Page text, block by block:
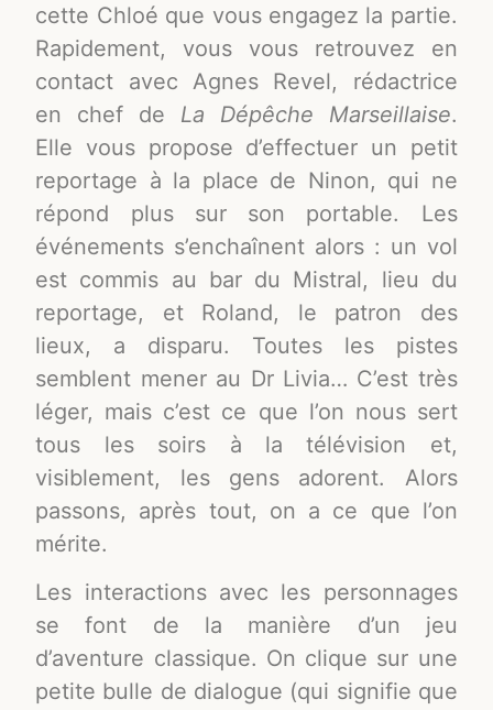
cette Chloé que vous engagez la partie.
Rapidement, vous vous retrouvez en
contact avec Agnes Revel, rédactrice
en chef de La Dépêche Marseillaise.
Elle vous propose d’effectuer un petit
reportage à la place de Ninon, qui ne
répond plus sur son portable. Les
événements s’enchaînent alors : un vol
est commis au bar du Mistral, lieu du
reportage, et Roland, le patron des
lieux, a disparu. Toutes les pistes
semblent mener au Dr Livia… C’est très
léger, mais c’est ce que l’on nous sert
tous les soirs à la télévision et,
visiblement, les gens adorent. Alors
passons, après tout, on a ce que l’on
mérite.
Les interactions avec les personnages
se font de la manière d’un jeu
d’aventure classique. On clique sur une
petite bulle de dialogue (qui signifie que